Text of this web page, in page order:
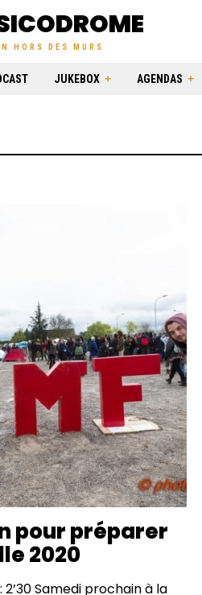
HORS DES MURS
JUKEBOX AGENDAS
pour préparer
2020
Samedi prochain à la